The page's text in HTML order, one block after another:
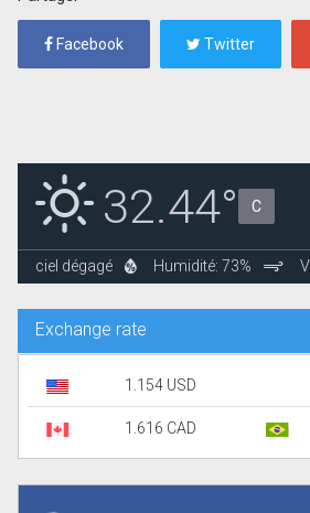
Facebook Twitter
32.44° C
ciel dégagé Humidité: 73%
Exchange rate
1.154 USD
1.616 CAD